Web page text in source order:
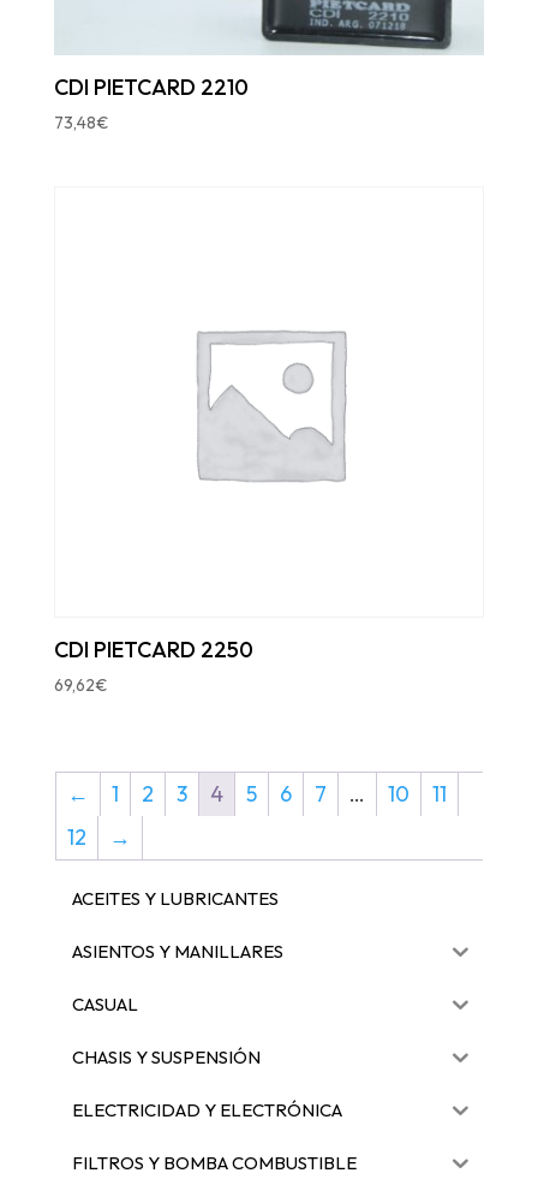
CDI PIETCARD 2210
73,48€
CDI PIETCARD 2250
69,62€
← 1 2 3 4 5 6 7 … 10
11
12
→
ACEITES Y LUBRICANTES
ASIENTOS Y MANILLARES
CASUAL
CHASIS Y SUSPENSIÓN
ELECTRICIDAD Y ELECTRÓNICA
FILTROS Y BOMBA COMBUSTIBLE